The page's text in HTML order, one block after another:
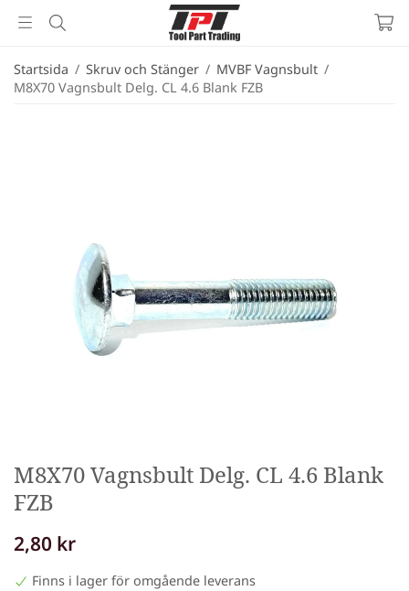
Startsida / Skruv och Stänger / MVBF Vagnsbult /
M8X70 Vagnsbult Delg. CL 4.6 Blank FZB
M8X70 Vagnsbult Delg. CL 4.6 Blank
FZB
2,80 kr
Finns i lager för omgående leverans